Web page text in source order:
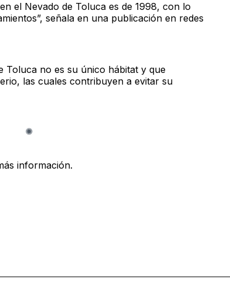
el Nevado de Toluca es de 1998, con lo
señala en una publicación en redes
Toluca no es su único hábitat y que
las cuales contribuyen a evitar su
información.